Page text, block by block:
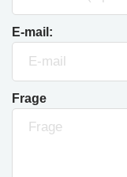
E-mail:
Frage